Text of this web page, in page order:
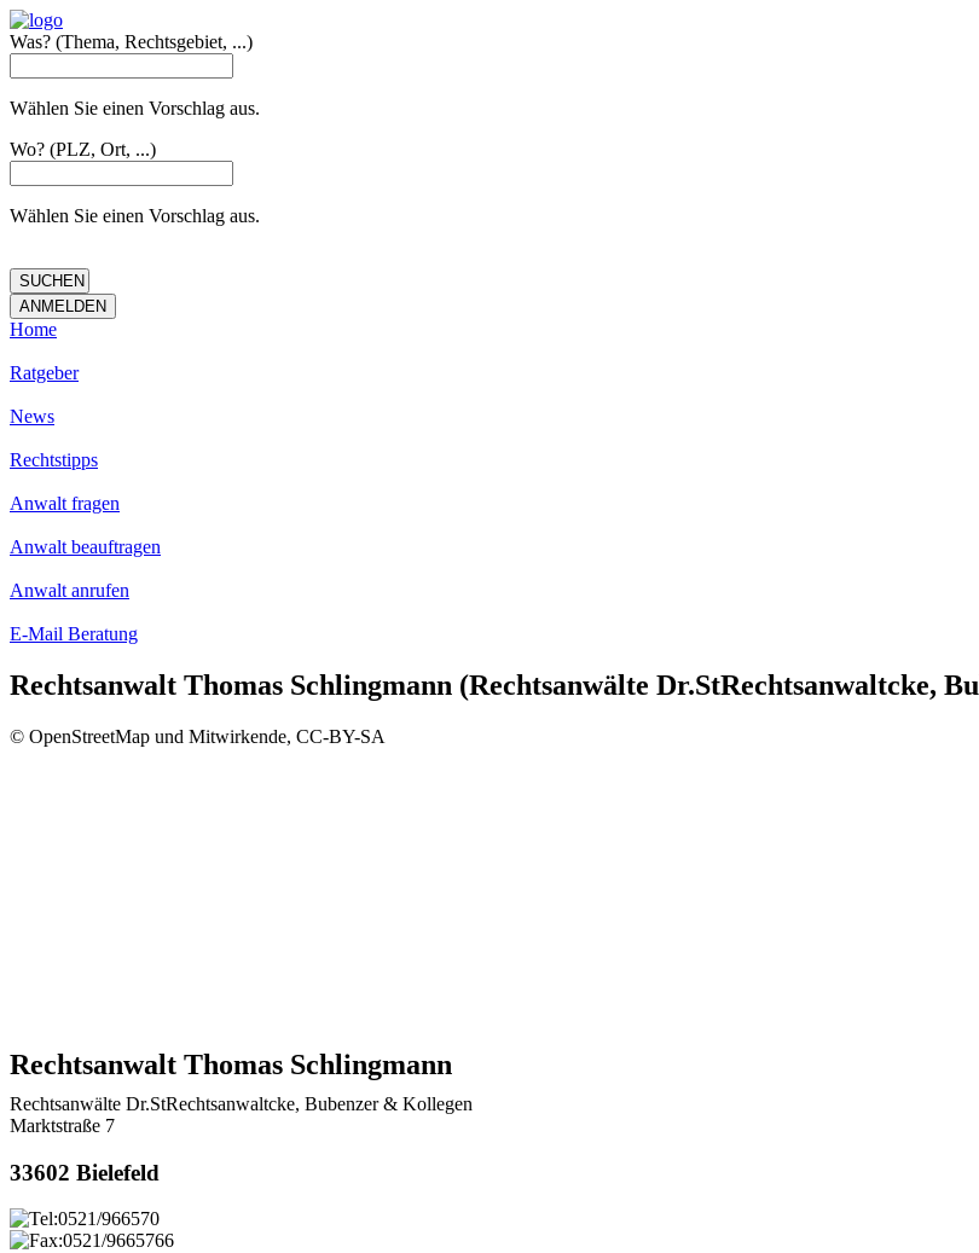
Was? (Thema, Rechtsgebiet, ...)
Wählen Sie einen Vorschlag aus.
Wo? (PLZ, Ort, ...)
Wählen Sie einen Vorschlag aus.
Home
Ratgeber
News
Rechtstipps
Anwalt fragen
Anwalt beauftragen
Anwalt anrufen
E-Mail Beratung
Rechtsanwalt Thomas Schlingmann (Rechtsanwälte Dr.StRechtsanwaltcke,
© OpenStreetMap und Mitwirkende, CC-BY-SA
Rechtsanwalt Thomas Schlingmann
Rechtsanwälte Dr.StRechtsanwaltcke, Bubenzer & Kollegen
Marktstraße 7
33602 Bielefeld
0521/966570
0521/9665766